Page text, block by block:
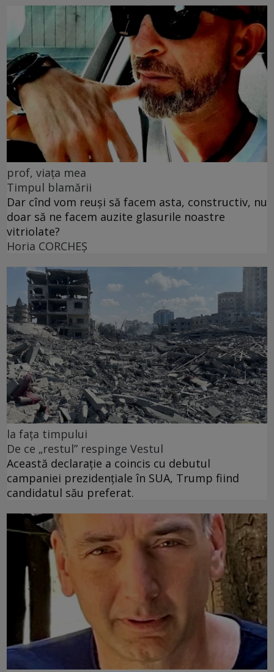
prof, viața mea
Timpul blamării
Dar cînd vom reuși să facem asta, constructiv, nu
doar să ne facem auzite glasurile noastre
vitriolate?
Horia CORCHEŞ
la fața timpului
De ce „restul” respinge Vestul
Această declarație a coincis cu debutul
campaniei prezidențiale în SUA, Trump fiind
candidatul său preferat.